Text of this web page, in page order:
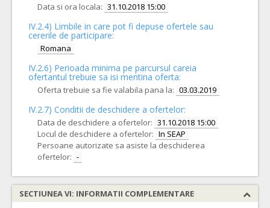
Data si ora locala: 31.10.2018 15:00
IV.2.4) Limbile in care pot fi depuse ofertele sau
cererile de participare:
Romana
IV.2.6) Perioada minima pe parcursul careia
ofertantul trebuie sa isi mentina oferta:
Oferta trebuie sa fie valabila pana la: 03.03.2019
IV.2.7) Conditii de deschidere a ofertelor:
Data de deschidere a ofertelor: 31.10.2018 15:00
Locul de deschidere a ofertelor: In SEAP
Persoane autorizate sa asiste la deschiderea
ofertelor: -
SECTIUNEA VI: INFORMATII COMPLEMENTARE